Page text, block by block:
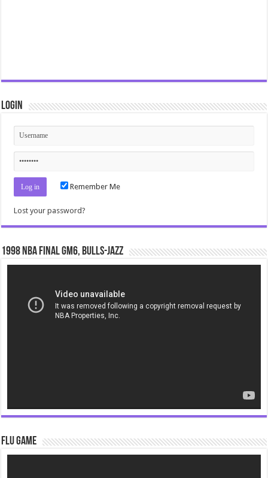
Login
Remember Me
Lost your password?
1998 NBA Final gm6, Bulls-Jazz
Flu Game